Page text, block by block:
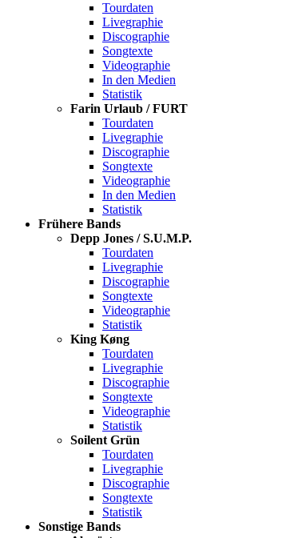
Tourdaten
Livegraphie
Discographie
Songtexte
Videographie
In den Medien
Statistik
Farin Urlaub / FURT
Tourdaten
Livegraphie
Discographie
Songtexte
Videographie
In den Medien
Statistik
Frühere Bands
Depp Jones / S.U.M.P.
Tourdaten
Livegraphie
Discographie
Songtexte
Videographie
Statistik
King Køng
Tourdaten
Livegraphie
Discographie
Songtexte
Videographie
Statistik
Soilent Grün
Tourdaten
Livegraphie
Discographie
Songtexte
Statistik
Sonstige Bands